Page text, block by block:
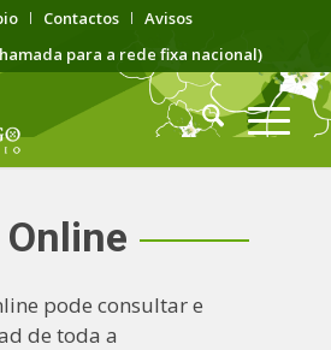
Contactos
Avisos
para a rede fixa nacional)
pode consultar e
de toda a